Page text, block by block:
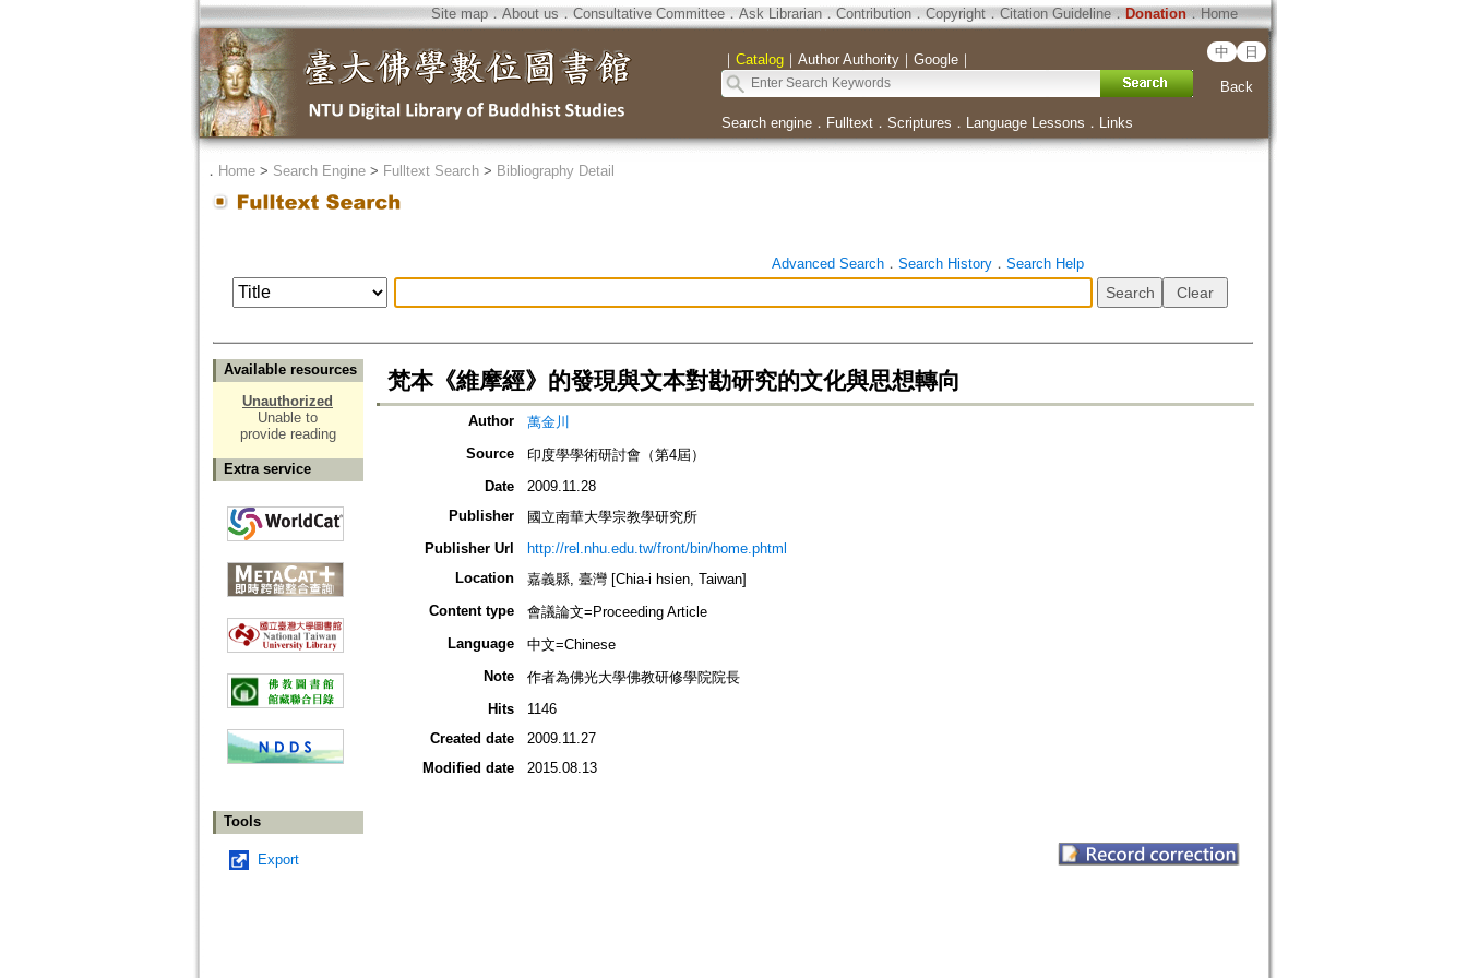
Site map．About us ． Consultative Committee． Ask Librarian． Contribution．Copyright．Citation Guideline． Donation．Home
｜ Catalog｜ Author Authority｜ Google｜ 中 日
Back
Search engine． Fulltext． Scriptures ． Language Lessons ． Links
． Home> Search Engine> Fulltext Search> Bibliography Detail
Advanced Search． Search History． Search Help
Available resources
Unauthorized
Unable to
provide reading
Extra service
Tools
Export
梵本《維摩經》的發現與文本對勘研究的文化與思想轉向
Author
萬金川
Source
印度學學術研討會（第4屆）
Date
2009.11.28
Publisher
國立南華大學宗教學研究所
Publisher Url
http://rel.nhu.edu.tw/front/bin/home.phtml
Location
嘉義縣, 臺灣 [Chia-i hsien, Taiwan]
Content type
會議論文=Proceeding Article
Language
中文=Chinese
Note
作者為佛光大學佛教研修學院院長
Hits
1146
Created date
2009.11.27
Modified date
2015.08.13